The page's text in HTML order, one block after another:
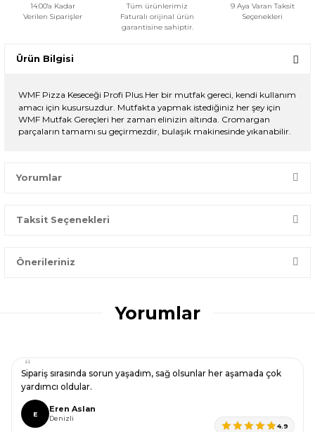
14:00'a Kadar
Verilen Siparişler
Tüm ürünlerimiz
Faturalı orijinal ürün
garantisine sahiptir.
9 Aya Varan Taksit
Seçenekleri
Ürün Bilgisi
WMF Pizza Keseceği Profi Plus.Her bir mutfak gereci, kendi kullanım
amacı için kusursuzdur. Mutfakta yapmak istediğiniz her şey için
WMF Mutfak Gereçleri her zaman elinizin altında. Cromargan
parçaların tamamı su geçirmezdir, bulaşık makinesinde yıkanabilir.
Yorumlar
Taksit Seçenekleri
Önerileriniz
konularda yetersiz gördüğünüz noktaları öneri formunu
kullanarak tarafımıza iletebilirsiniz.
Ürün resmi kalitesiz, bozuk veya görüntülenemiyor.
Ürün açıklamasında eksik bilgiler bulunuyor.
Ürün bilgilerinde hatalar bulunuyor.
Ürün fiyatı diğer sitelerden daha pahalı.
Yorumlar
Sipariş sırasında sorun yaşadım, sağ olsunlar her aşamada çok
yardımcı oldular.
E Eren Aslan
Denizli
4.9